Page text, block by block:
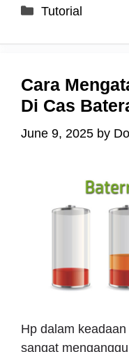
Categories
Tutorial
Cara
Di Cas
June 9, 2025 by
Hp dalam
sangat